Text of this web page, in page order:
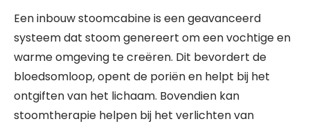
Een inbouw stoomcabine is een geavanceerd
systeem dat stoom genereert om een vochtige en
warme omgeving te creëren. Dit bevordert de
bloedsomloop, opent de poriën en helpt bij het
ontgiften van het lichaam. Bovendien kan
stoomtherapie helpen bij het verlichten van